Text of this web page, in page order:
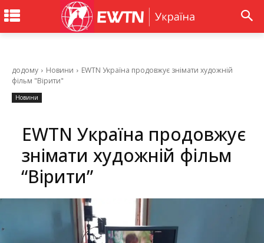
додому Новини
EWTN Україна продовжує знімати художній
фільм "Вірити"
Новини
EWTN Україна продовжує
знімати художній фільм
“Вірити”